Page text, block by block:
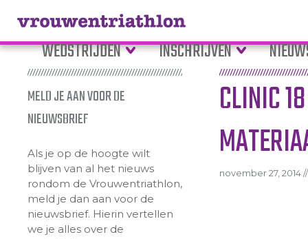
WEDSTRIJDEN INSCHRIJVEN
MELD JE AAN VOOR DE
NIEUWSBRIEF
Als je op de hoogte wilt
blijven van al het nieuws
rondom de Vrouwentriathlon,
meld je dan aan voor de
nieuwsbrief. Hierin vertellen
we je alles over de
CLINIC
november 27, 2014 //